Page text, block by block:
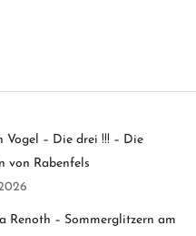
Vogel – Die drei !!! – Die
von Rabenfels
Renoth – Sommerglitzern am